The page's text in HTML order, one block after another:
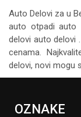
Auto Delovi za u
auto otpadi auto
delovi auto delovi
cenama.
delovi, novi mogu
OZNAKE